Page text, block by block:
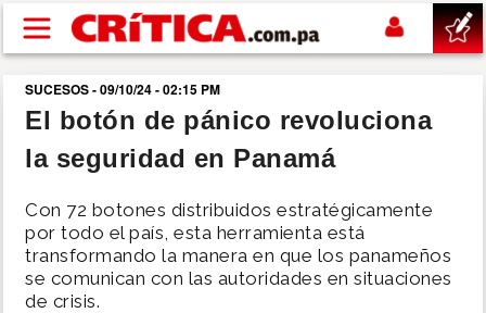
Pasar al contenido principal
buscar
SUCESOS
NACIONAL
POLÍTICA
SUCESOS - 09/10/24 - 02:15 PM
El botón de pánico revoluciona
la seguridad en Panamá
Con 72 botones distribuidos estratégicamente
por todo el país, esta herramienta está
transformando la manera en que los panameños
se comunican con las autoridades en situaciones
de crisis.